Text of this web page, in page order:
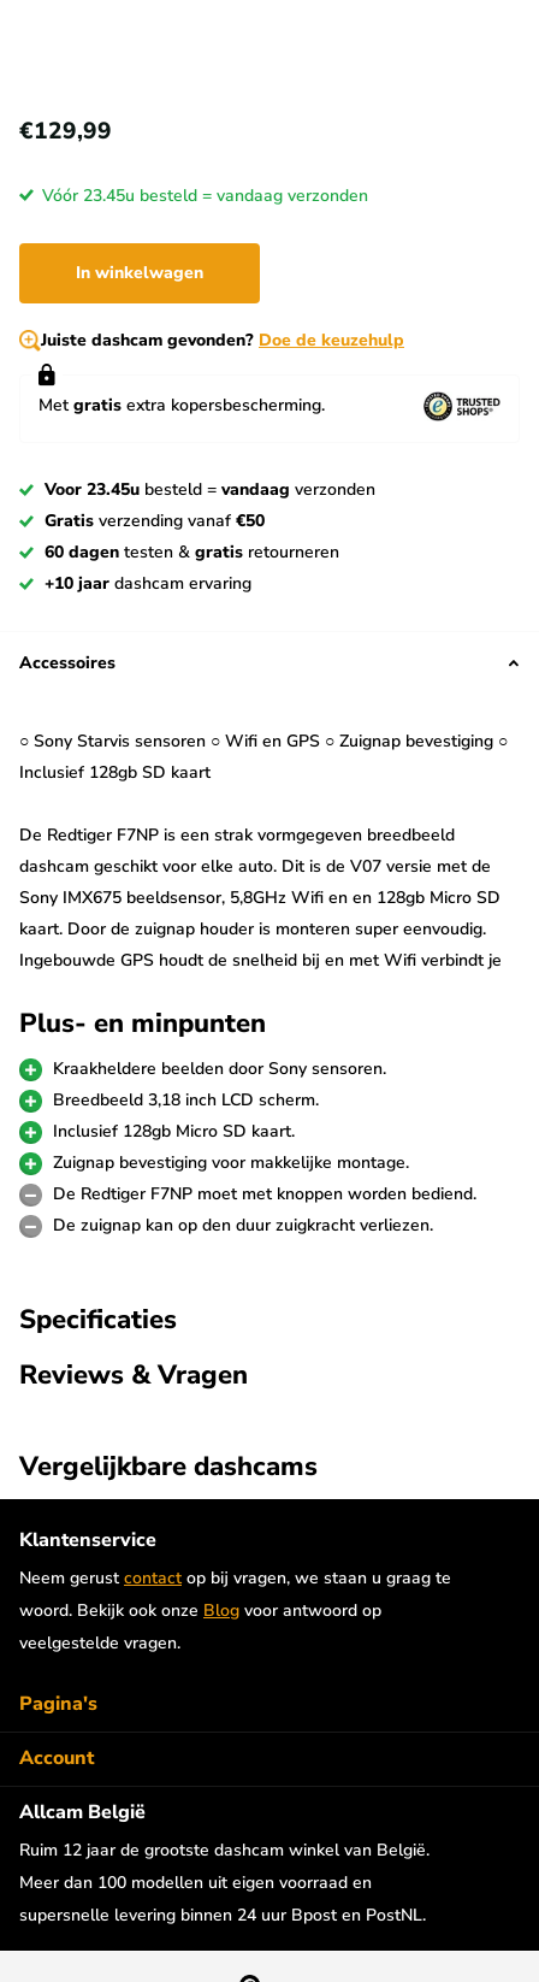
€129,99
Vóór 23.45u besteld = vandaag verzonden
In winkelwagen
Juiste dashcam gevonden? Doe de keuzehulp
Met gratis extra kopersbescherming.
Voor 23.45u besteld = vandaag verzonden
Gratis verzending vanaf €50
60 dagen testen & gratis retourneren
+10 jaar dashcam ervaring
Accessoires
○ Sony Starvis sensoren ○ Wifi en GPS ○ Zuignap bevestiging ○
Inclusief 128gb SD kaart
De Redtiger F7NP is een strak vormgegeven breedbeeld
dashcam geschikt voor elke auto. Dit is de V07 versie met de
Sony IMX675 beeldsensor, 5,8GHz Wifi en en 128gb Micro SD
kaart. Door de zuignap houder is monteren super eenvoudig.
Ingebouwde GPS houdt de snelheid bij en met Wifi verbindt je
Sony Starvis sensor
De Redtiger F7NP maakt geweldige opnames door gebruik van
de Sony beeldsensoren (IMX675). Deze super krachtige
sensoren garanderen de scherpste beelden en zijn met name in
het donker ongeëvenaard. De video's worden opgenomen in 4K
(3840p) resolutie met 24fps aan de voorkant en FullHD (1080p)
FullHD achter camera
De Redtiger F7NP dashcam wordt standaard geleverd met
FullHD achter camera. Deze achter camera wordt op de
met 25fps. De achter camera wordt met een lange kabel (6
camera's worden apart op de SD kaart opgeslagen. Optioneel is
een 10 meter lange verlengkabel beschikbaar.
Zuignap bevestiging
De Redtiger F7NP is in een letterlijke handomdraai op de
gebruikt de dashcam daarom eenvoudig in meerdere auto's. De
camera kan in de houder verticaal worden gepositioneerd. De
F7NP is ook los uit de houder te halen indien je de houder op de
ruit wil laten zitten.
3,18 inch LCD
Misschien wel het mooiste van deze Redtiger F7NP is het
Plus- en minpunten
Kraakheldere beelden door Sony sensoren.
Breedbeeld 3,18 inch LCD scherm.
Inclusief 128gb Micro SD kaart.
Zuignap bevestiging voor makkelijke montage.
De Redtiger F7NP moet met knoppen worden bediend.
De zuignap kan op den duur zuigkracht verliezen.
Specificaties
Reviews & Vragen
Vergelijkbare dashcams
Klantenservice
Neem gerust contact op bij vragen, we staan u graag te
woord. Bekijk ook onze Blog voor antwoord op
veelgestelde vragen.
Pagina's
Account
Allcam België
Ruim 12 jaar de grootste dashcam winkel van België.
Meer dan 100 modellen uit eigen voorraad en
supersnelle levering binnen 24 uur Bpost en PostNL.